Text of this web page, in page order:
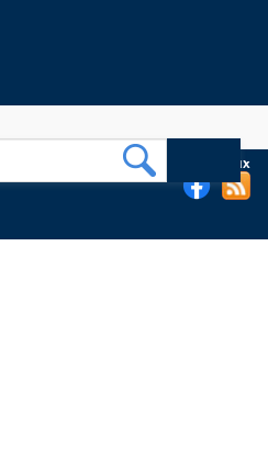
de l'EHESP sur les réseaux sociaux